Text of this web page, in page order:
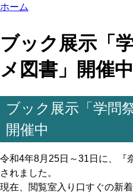
ホーム
ブック展示「
メ図書」開催中
ブック展示「学問
開催中
令和4年8月25日～31日に、『
されました。
現在、閲覧室入り口すぐの新